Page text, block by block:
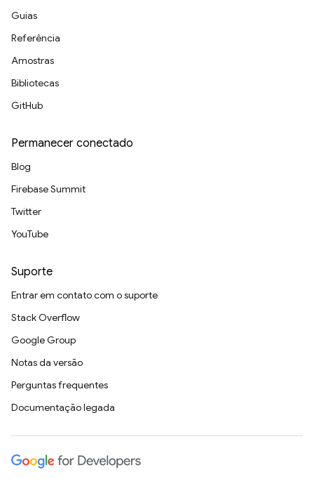
Guias
Referência
Amostras
Bibliotecas
GitHub
Permanecer conectado
Blog
Firebase Summit
Twitter
YouTube
Suporte
Entrar em contato com o suporte
Stack Overflow
Google Group
Notas da versão
Perguntas frequentes
Documentação legada